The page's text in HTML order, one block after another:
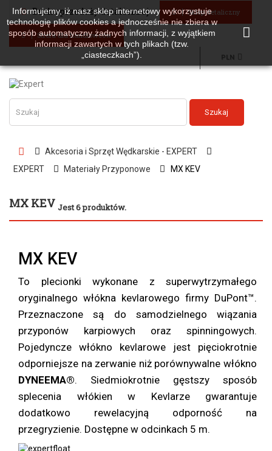
Brak sprzedaży detalicznej Sklep detaliczny
Strefa dla handlowców
PLN
Szukaj
Akcesoria i Sprzęt Wędkarskie - EXPERT
EXPERT
Materiały Przyponowe MX KEV
MX KEV Jest 6 produktów.
MX KEV
To plecionki wykonane z superwytrzymałego
oryginalnego włókna kevlarowego firmy DuPont™.
Przeznaczone są do samodzielnego wiązania
przyponów karpiowych oraz spinningowych.
Pojedyncze włókno kevlarowe jest pięciokrotnie
odporniejsze na zerwanie niż porównywalne włókno
DYNEEMA®. Siedmiokrotnie gęstszy sposób
splecenia włókien w Kevlarze gwarantuje
dodatkowo rewelacyjną odporność na
przegryzienie. Dostępne w odcinkach 5 m.
Informujemy, iż nasz sklep internetowy wykorzystuje
technologię plików cookies a jednocześnie nie zbiera w
sposób automatyczny żadnych informacji, z wyjątkiem
informacji zawartych w tych plikach (tzw.
„ciasteczkach”).